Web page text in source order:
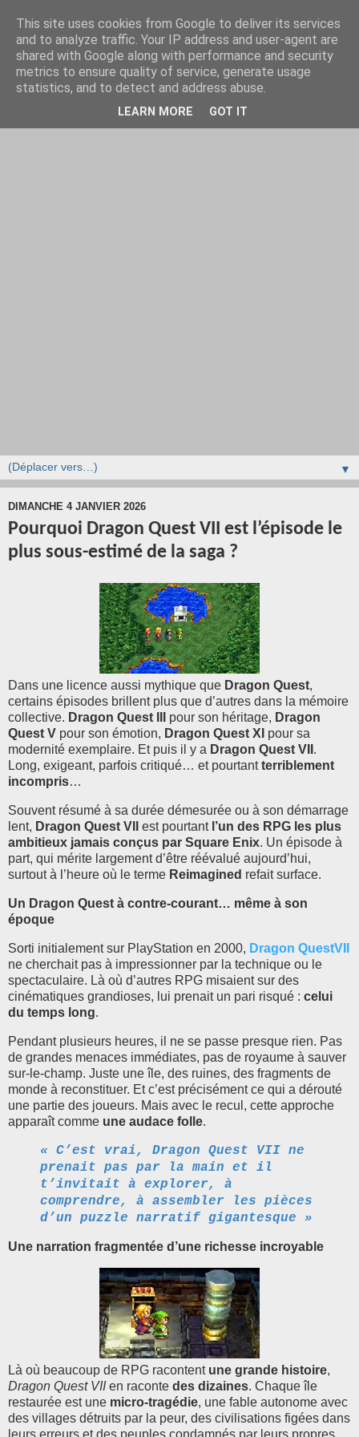
▼
DIMANCHE 4 JANVIER 2026
Pourquoi Dragon Quest VII est l’épisode le
plus sous-estimé de la saga ?
Dans une licence aussi mythique que Dragon Quest,
certains épisodes brillent plus que d’autres dans la mémoire
collective. Dragon Quest III pour son héritage, Dragon
Quest V pour son émotion, Dragon Quest XI pour sa
modernité exemplaire. Et puis il y a Dragon Quest VII .
Long, exigeant, parfois critiqué… et pourtantterriblement
incompris…
Souvent résumé à sa durée démesurée ou à son démarrage
lent, Dragon Quest VII est pourtant l’un des RPG les plus
ambitieux jamais conçus par Square Enix. Un épisode à
part, qui mérite largement d’être réévalué aujourd’hui,
surtout à l’heure où le terme Reimagined refait surface.
Un Dragon Quest à contre-courant… même à son
époque
Sorti initialement sur PlayStation en 2000, Dragon QuestVII
ne cherchait pas à impressionner par la technique ou le
spectaculaire. Là où d’autres RPG misaient sur des
cinématiques grandioses, lui prenait un pari risqué : celui
du temps long.
Pendant plusieurs heures, il ne se passe presque rien. Pas
de grandes menaces immédiates, pas de royaume à sauver
sur-le-champ. Juste une île, des ruines, des fragments de
monde à reconstituer. Et c’est précisément ce qui a dérouté
une partie des joueurs. Mais avec le recul, cette approche
apparaît comme une audace folle.
« C’est vrai, Dragon Quest VII ne
prenait pas par la main et il
t’invitait à explorer, à
comprendre, à assembler les pièces
d’un puzzle narratif gigantesque »
Une narration fragmentée d’une richesse incroyable
Là où beaucoup de RPG racontent une grande histoire,
Dragon Quest VIIen raconte des dizaines. Chaque île
restaurée est une micro-tragédie, une fable autonome avec
des villages détruits par la peur, des civilisations figées dans
leurs erreurs et des peuples condamnés par leurs propres
This site uses cookies from Google to deliver its services
and to analyze traffic. Your IP address and user-agent are
shared with Google along with performance and security
metrics to ensure quality of service, generate usage
statistics, and to detect and address abuse.
LEARN MORE GOT IT